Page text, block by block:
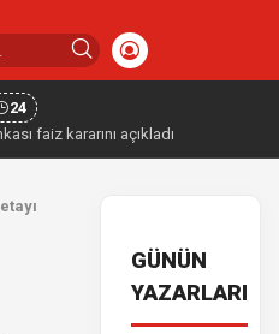
24
faiz kararını açıkladı
GÜNÜN
YAZARLARI